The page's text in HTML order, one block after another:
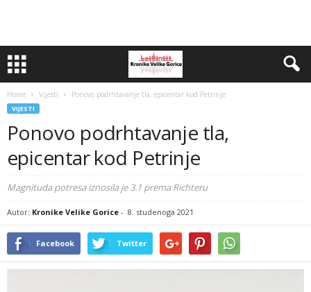
Home Vijesti Ponovo podrhtavanje tla, epicentar kod Petrinje
VIJESTI
Ponovo podrhtavanje tla,
epicentar kod Petrinje
Magnituda potresa iznosila je 3.1 prema Richteru
Autor: Kronike Velike Gorice - 8. studenoga 2021
Facebook Twitter